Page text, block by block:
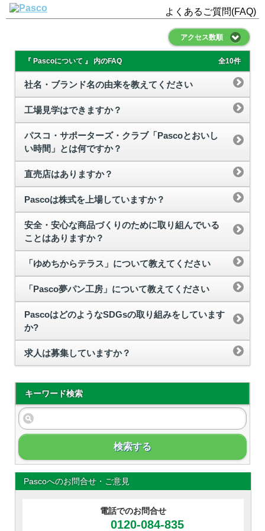
よくあるご質問(FAQ)
アクセス数順
『 Pascoについて 』 内のFAQ 全10件
社名・ブランド名の由来を教えてください
工場見学はできますか？
パスコ・サポーターズ・クラブ「Pascoとおいし
い時間」とは何ですか？
直売店はありますか？
Pascoは株式を上場していますか？
安全・安心な商品づくりのために取り組んでいる
ことはありますか？
「ゆめちからテラス」について教えてください
「Pasco夢パン工房」について教えてください
PascoはどのようなSDGsの取り組みをしています
か?
求人は募集していますか？
キーワード検索
検索する
Pascoへのお問合せ・ご意見
電話でのお問合せ
0120-084-835